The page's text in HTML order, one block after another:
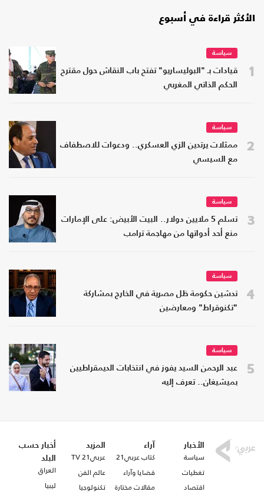
الأكثر قراءة في أسبوع
1
سياسة
قيادات بـ "البوليساريو" تفتح باب النقاش حول مقترح
الحكم الذاتي المغربي
2
سياسة
ممثلات يرتدين الزي العسكري.. ودعوات للاصطفاف
مع السيسي
3
سياسة
تسلم 5 ملايين دولار.. البيت الأبيض: على الإمارات
منع أحد أدواتها من مهاجمة ترامب
4
سياسة
تدشين حكومة ظل مصرية في الخارج بمشاركة
"تكنوقراط" ومعارضين
5
سياسة
عبد الرحمن السيد يفوز في انتخابات الديمقراطيين
بميشيغان.. تعرف إليه
الأخبار
سياسة
تغطيات
اقتصاد
آراء
كتاب عربي21
قضايا وآراء
مقالات مختارة
المزيد
عربي21 TV
عالم الفن
تكنولوجيا
أخبار حسب
البلد
العراق
ليبيا